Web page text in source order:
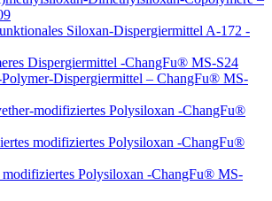
Siloxan-Dispergiermittel A-172 -
Dispergiermittel -ChangFu® MS-S24
Dispergiermittel – ChangFu® MS-
modifiziertes Polysiloxan -ChangFu®
modifiziertes Polysiloxan -ChangFu®
Polysiloxan -ChangFu® MS-